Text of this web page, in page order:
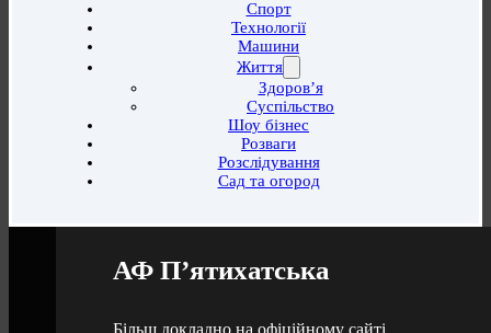
Спорт
Технології
Машини
Життя
Здоров’я
Суспільство
Шоу бізнес
Розваги
Розслідування
Сад та огород
АФ П’ятихатська
Більш докладно на офіційному сайті